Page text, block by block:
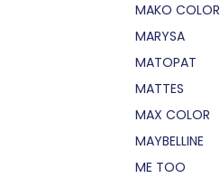
MAKO COLOR
MARYSA
MATOPAT
MATTES
MAX COLOR
MAYBELLINE
ME TOO